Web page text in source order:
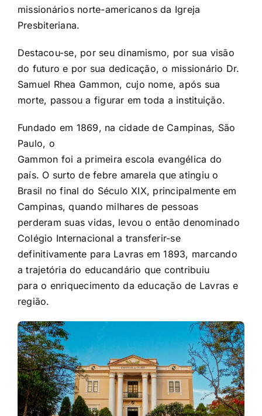
missionários norte-americanos da Igreja
Presbiteriana.
Destacou-se, por seu dinamismo, por sua visão
do futuro e por sua dedicação, o missionário Dr.
Samuel Rhea Gammon, cujo nome, após sua
morte, passou a figurar em toda a instituição.
Fundado em 1869, na cidade de Campinas, São
Paulo, o
Gammon foi a primeira escola evangélica do
país. O surto de febre amarela que atingiu o
Brasil no final do Século XIX, principalmente em
Campinas, quando milhares de pessoas
perderam suas vidas, levou o então denominado
Colégio Internacional a transferir-se
definitivamente para Lavras em 1893, marcando
a trajetória do educandário que contribuiu
para o enriquecimento da educação de Lavras e
região.